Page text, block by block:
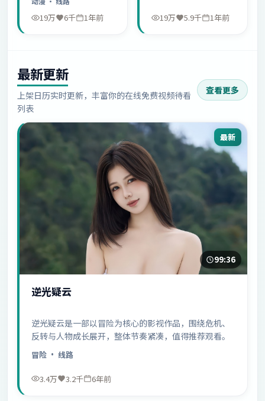
19万 6千 1年前 19万 5.9千 1年前
最新更新
上架日历实时更新，丰富你的在线免费视频待看
列表
查看更多
最新
99:36
逆光疑云
逆光疑云是一部以冒险为核心的影视作品，围绕危机、
反转与人物成长展开，整体节奏紧凑，值得推荐观看。
冒险 · 线路
3.4万 3.2千 6年前